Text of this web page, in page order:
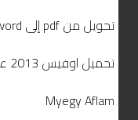
تحويل من pdf إلى word مجانًا
تحميل اوفيس 2013 عربي كامل مضغوط
Myegy Aflam